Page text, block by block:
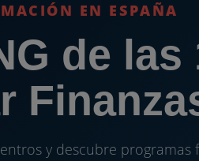
EN ESPAÑA
de
y descubre programas